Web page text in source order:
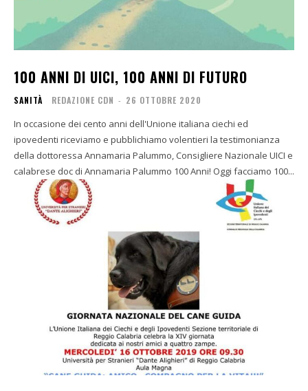
100 ANNI DI UICI, 100 ANNI DI FUTURO
SANITÀ REDAZIONE CDN - 26 OTTOBRE 2020
In occasione dei cento anni dell'Unione italiana ciechi ed
ipovedenti riceviamo e pubblichiamo volentieri la testimonianza
della dottoressa Annamaria Palummo, Consigliere Nazionale UICI e
calabrese doc di Annamaria Palummo 100 Anni! Oggi facciamo 100...